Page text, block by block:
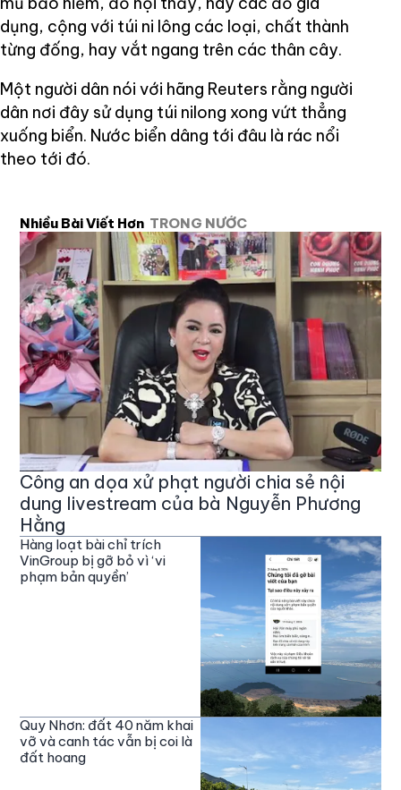
dụng, cộng với túi ni lông các loại, chất thành
từng đống, hay vắt ngang trên các thân cây.
Một người dân nói với hãng Reuters rằng người
dân nơi đây sử dụng túi nilong xong vứt thẳng
xuống biển. Nước biển dâng tới đâu là rác nổi
theo tới đó.
Nhiều Bài Viết Hơn TRONG NƯỚC
Công an dọa xử phạt người chia sẻ nội
dung livestream của bà Nguyễn Phương
Hằng
Hàng loạt bài chỉ trích
VinGroup bị gỡ bỏ vì ‘vi
phạm bản quyền’
Quy Nhơn: đất 40 năm khai
vỡ và canh tác vẫn bị coi là
đất hoang